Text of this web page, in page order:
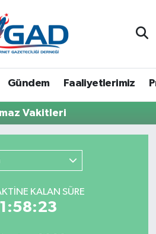
Gündem Faaliyetlerimiz
Vakitleri
KALAN SÜRE